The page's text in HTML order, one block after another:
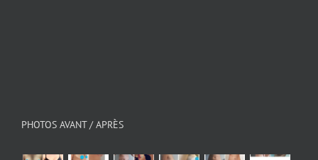
PHOTOS AVANT / APRÈS